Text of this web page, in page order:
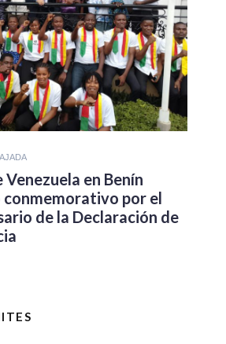
Venezuela en Benín
por el
de la Declaración de